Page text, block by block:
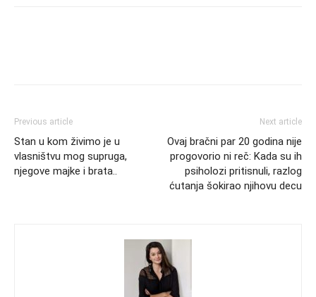
Previous article
Stan u kom živimo je u
vlasništvu mog supruga,
njegove majke i brata..
Next article
Ovaj bračni par 20 godina nije
progovorio ni reč: Kada su ih
psiholozi pritisnuli, razlog
ćutanja šokirao njihovu decu